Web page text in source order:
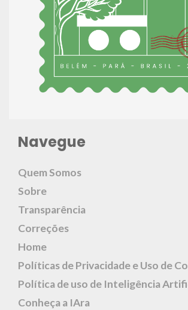
Navegue
Quem Somos
Sobre
Transparência
Correções
Home
Políticas de Privacidade e Uso de
Política de uso de Inteligência
Conheça a IAra